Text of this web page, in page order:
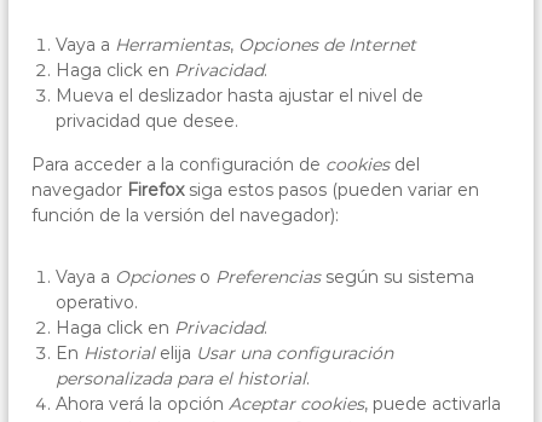
Vaya a Herramientas, Opciones de Internet
Haga click en Privacidad.
Mueva el deslizador hasta ajustar el nivel de
privacidad que desee.
Para acceder a la configuración de cookiesdel
navegador Firefoxsiga estos pasos (pueden variar en
función de la versión del navegador):
Vaya a Opcioneso Preferenciassegún su sistema
operativo.
Haga click en Privacidad.
En Historialelija Usar una configuración
personalizada para el historial.
Ahora verá la opciónAceptar cookies, puede activarla